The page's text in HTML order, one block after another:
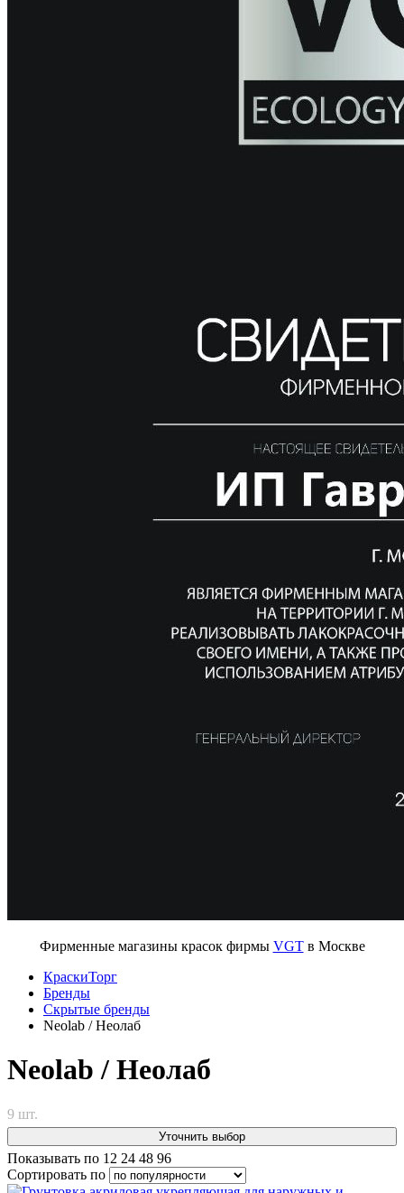
Фирменные магазины красок фирмы VGTв Москве
КраскиТорг
Бренды
Скрытые бренды
Neolab / Неолаб
Neolab / Неолаб
9 шт.
Уточнить выбор
Показывать по 12 24 48 96
Сортировать по